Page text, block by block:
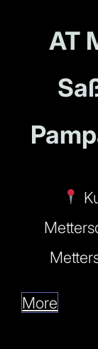
AT
More